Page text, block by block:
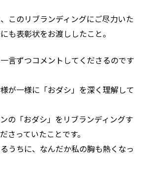
このリブランディングにご尽力いた
も表彰状をお渡ししたこと。
言ずつコメントしてくださるのです
が一様に「おダシ」を深く理解して
の「おダシ」をリブランディングす
さっていたことです。
うちに、なんだか私の胸も熱くなっ